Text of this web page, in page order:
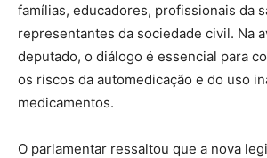
famílias, educadores, profissionais da
representantes da sociedade civil. Na
deputado, o diálogo é essencial para
os riscos da automedicação e do uso
medicamentos.
O parlamentar ressaltou que a nova